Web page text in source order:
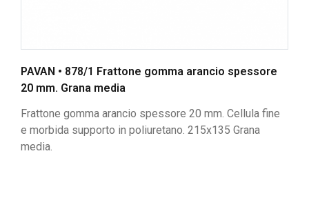
PAVAN • 878/1 Frattone gomma arancio spessore
20 mm. Grana media
Frattone gomma arancio spessore 20 mm. Cellula fine
e morbida supporto in poliuretano. 215x135 Grana
media.